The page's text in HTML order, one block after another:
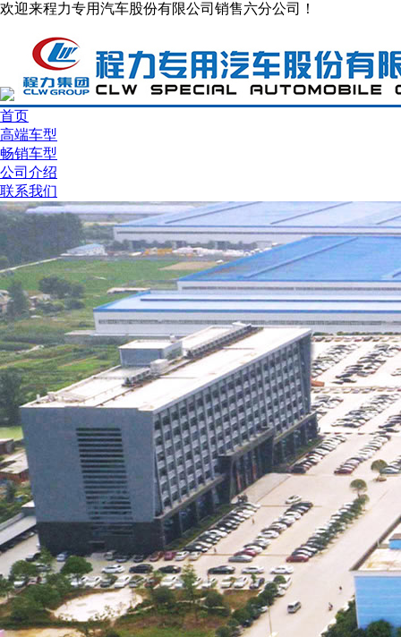
欢迎来程力专用汽车股份有限公司销售六分公司！
首页
高端车型
畅销车型
公司介绍
联系我们